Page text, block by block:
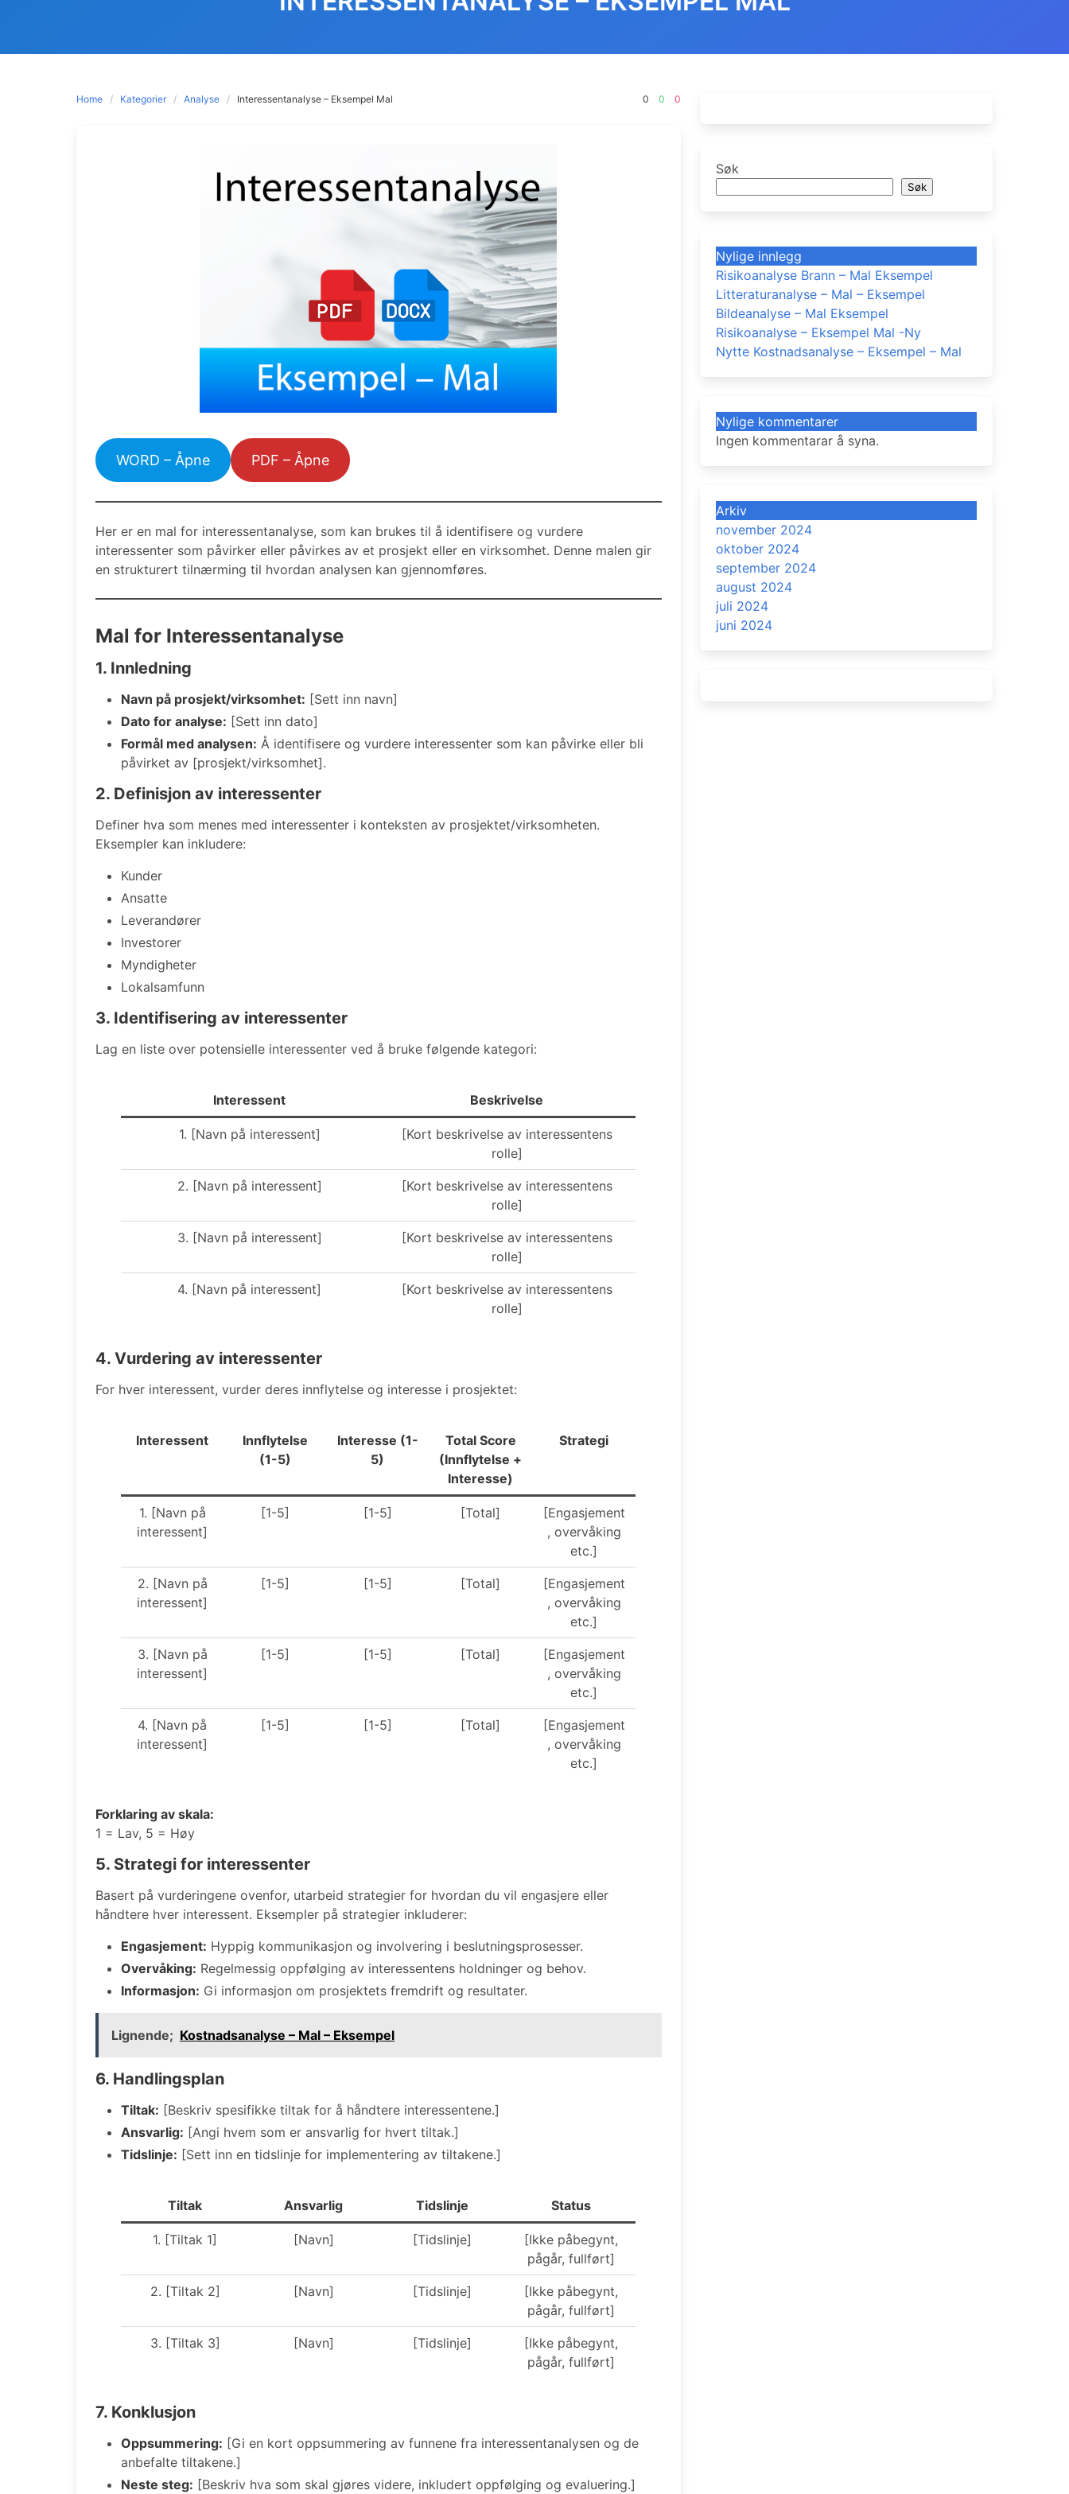
Home Kategorier Analyse Interessentanalyse – Eksempel Mal 0 0 0
WORD – Åpne PDF – Åpne
Her er en mal for interessentanalyse, som kan brukes til å identifisere og vurdere
interessenter som påvirker eller påvirkes av et prosjekt eller en virksomhet. Denne malen gir
en strukturert tilnærming til hvordan analysen kan gjennomføres.
Mal for Interessentanalyse
1. Innledning
Navn på prosjekt/virksomhet: [Sett inn navn]
Dato for analyse: [Sett inn dato]
Formål med analysen: Å identifisere og vurdere interessenter som kan påvirke eller bli
påvirket av [prosjekt/virksomhet].
2. Definisjon av interessenter
Definer hva som menes med interessenter i konteksten av prosjektet/virksomheten.
Eksempler kan inkludere:
Kunder
Ansatte
Leverandører
Investorer
Myndigheter
Lokalsamfunn
3. Identifisering av interessenter
Lag en liste over potensielle interessenter ved å bruke følgende kategori:
Interessent Beskrivelse
1. [Navn på interessent]
[Kort beskrivelse av interessentens
rolle]
2. [Navn på interessent]
[Kort beskrivelse av interessentens
rolle]
3. [Navn på interessent]
[Kort beskrivelse av interessentens
rolle]
4. [Navn på interessent]
[Kort beskrivelse av interessentens
rolle]
4. Vurdering av interessenter
For hver interessent, vurder deres innflytelse og interesse i prosjektet:
Interessent
Innflytelse
(1-5)
Interesse (1-
5)
Total Score
(Innflytelse +
Interesse)
Strategi
1. [Navn på
interessent]
[1-5] [1-5] [Total]
[Engasjement
, overvåking
etc.]
2. [Navn på
interessent]
[1-5] [1-5] [Total]
[Engasjement
, overvåking
etc.]
3. [Navn på
interessent]
[1-5] [1-5] [Total]
[Engasjement
, overvåking
etc.]
4. [Navn på
interessent]
[1-5] [1-5] [Total]
[Engasjement
, overvåking
etc.]
Forklaring av skala:
1 = Lav, 5 = Høy
5. Strategi for interessenter
Basert på vurderingene ovenfor, utarbeid strategier for hvordan du vil engasjere eller
håndtere hver interessent. Eksempler på strategier inkluderer:
Engasjement: Hyppig kommunikasjon og involvering i beslutningsprosesser.
Overvåking: Regelmessig oppfølging av interessentens holdninger og behov.
Informasjon: Gi informasjon om prosjektets fremdrift og resultater.
Lignende; Kostnadsanalyse – Mal – Eksempel
6. Handlingsplan
Tiltak: [Beskriv spesifikke tiltak for å håndtere interessentene.]
Ansvarlig: [Angi hvem som er ansvarlig for hvert tiltak.]
Tidslinje: [Sett inn en tidslinje for implementering av tiltakene.]
Tiltak Ansvarlig Tidslinje Status
1. [Tiltak 1] [Navn] [Tidslinje]
[Ikke påbegynt,
pågår, fullført]
2. [Tiltak 2] [Navn] [Tidslinje]
[Ikke påbegynt,
pågår, fullført]
3. [Tiltak 3] [Navn] [Tidslinje]
[Ikke påbegynt,
pågår, fullført]
7. Konklusjon
Oppsummering: [Gi en kort oppsummering av funnene fra interessentanalysen og de
anbefalte tiltakene.]
Neste steg: [Beskriv hva som skal gjøres videre, inkludert oppfølging og evaluering.]
Søk
Søk
Nylige innlegg
Risikoanalyse Brann – Mal Eksempel
Litteraturanalyse – Mal – Eksempel
Bildeanalyse – Mal Eksempel
Risikoanalyse – Eksempel Mal -Ny
Nytte Kostnadsanalyse – Eksempel – Mal
Nylige kommentarer
Ingen kommentarar å syna.
Arkiv
november 2024
oktober 2024
september 2024
august 2024
juli 2024
juni 2024